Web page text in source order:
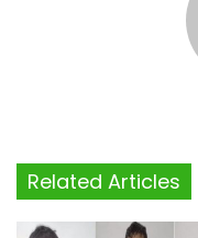
Related Articles